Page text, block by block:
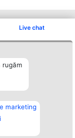
Live chat
rugăm
marketing
Contact
Contact